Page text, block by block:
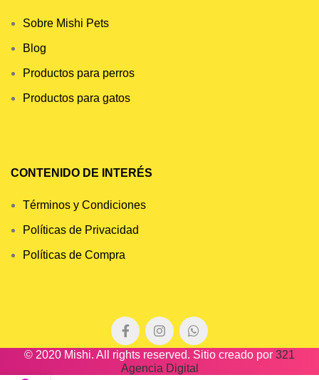
Sobre Mishi Pets
Blog
Productos para perros
Productos para gatos
CONTENIDO DE INTERÉS
Términos y Condiciones
Políticas de Privacidad
Políticas de Compra
© 2020 Mishi. All rights reserved. Sitio creado por 321
Agencia Digital